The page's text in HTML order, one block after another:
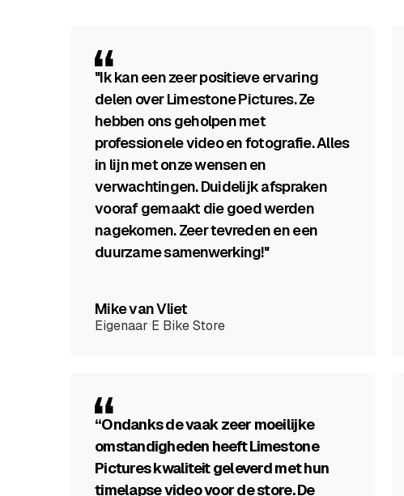
"Ik kan een zeer positieve ervaring
delen over Limestone Pictures. Ze
hebben ons geholpen met
professionele video en fotografie. Alles
in lijn met onze wensen en
verwachtingen. Duidelijk afspraken
vooraf gemaakt die goed werden
nagekomen. Zeer tevreden en een
duurzame samenwerking!"
Mike van Vliet
Eigenaar E Bike Store
“Ondanks de vaak zeer moeilijke
omstandigheden heeft Limestone
Pictures kwaliteit geleverd met hun
timelapse video voor de store. De